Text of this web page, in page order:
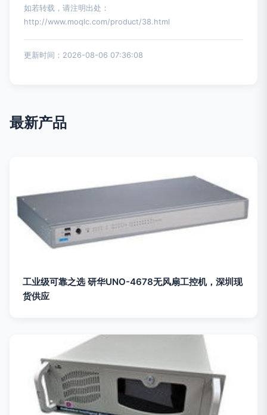
如若转载，请注明出处：
http://www.moqlc.com/product/38.html
更新时间：2026-08-06 07:36:08
最新产品
工业级可靠之选 研华UNO-4678无风扇工控机，深圳现
货供应